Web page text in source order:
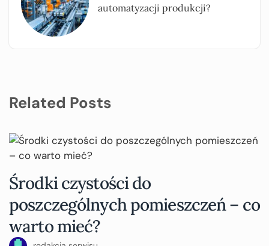
automatyzacji produkcji?
Related Posts
Środki czystości do
poszczególnych pomieszczeń – co
warto mieć?